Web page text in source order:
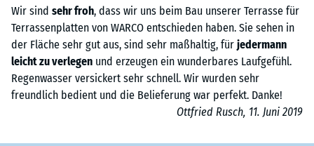
Wir sind sehr froh, dass wir uns beim Bau unserer Terrasse für
Terrassenplatten von WARCO entschieden haben. Sie sehen in
der Fläche sehr gut aus, sind sehr maßhaltig, für jedermann
leicht zu verlegen und erzeugen ein wunderbares Laufgefühl.
Regenwasser versickert sehr schnell. Wir wurden sehr
freundlich bedient und die Belieferung war perfekt. Danke!
Ottfried Rusch, 11. Juni 2019